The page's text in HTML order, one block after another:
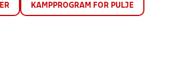
KAMPPROGRAM FOR PULJE